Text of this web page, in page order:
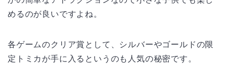
めるのが良いですよね。
各ゲームのクリア賞として、シルバーやゴールドの限
定トミカが手に入るというのも人気の秘密です。